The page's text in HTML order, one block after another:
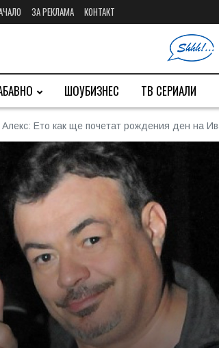
ЗА РЕКЛАМА КОНТАКТ
ШОУБИЗНЕС ТВ СЕРИАЛИ
Алекс: Ето как ще почетат рождения ден на